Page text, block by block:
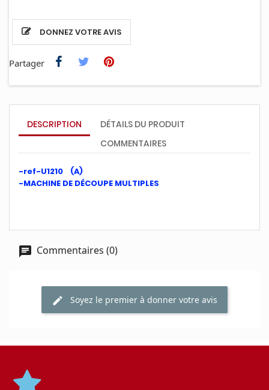
DONNEZ VOTRE AVIS
Partager
DESCRIPTION
DÉTAILS DU PRODUIT
COMMENTAIRES
-ref-U1210 (A)
-MACHINE DE DÉCOUPE MULTIPLES
Commentaires (0)
Soyez le premier à donner votre avis